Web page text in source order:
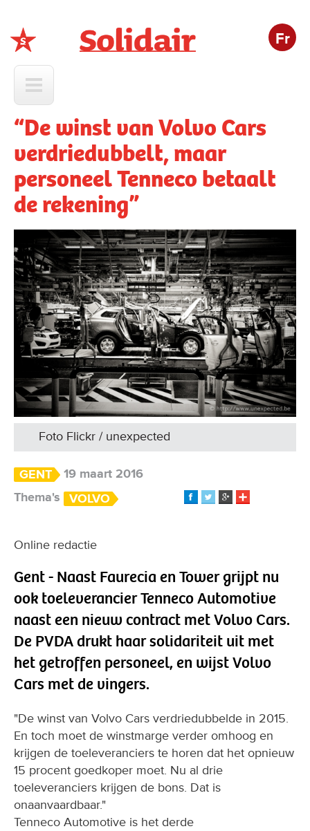
Fr
“De winst van Volvo Cars
verdriedubbelt, maar
personeel Tenneco betaalt
de rekening”
Foto Flickr / unexpected
GENT
19 maart 2016
Thema's
VOLVO
Online redactie
Gent - Naast Faurecia en Tower grijpt nu
ook toeleverancier Tenneco Automotive
naast een nieuw contract met Volvo Cars.
De PVDA drukt haar solidariteit uit met
het getroffen personeel, en wijst Volvo
Cars met de vingers.
"De winst van Volvo Cars verdriedubbelde in 2015.
En toch moet de winstmarge verder omhoog en
krijgen de toeleveranciers te horen dat het opnieuw
15 procent goedkoper moet. Nu al drie
toeleveranciers krijgen de bons. Dat is
onaanvaardbaar."
Tenneco Automotive is het derde